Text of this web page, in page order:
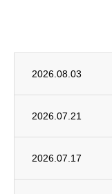
2026.08.03
2026.07.21
2026.07.17